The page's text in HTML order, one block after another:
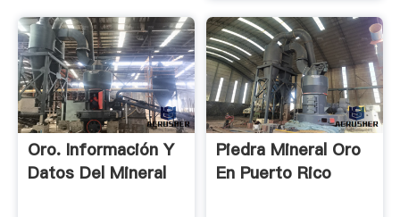
Oro. Información Y
Datos Del Mineral
Piedra Mineral Oro
En Puerto Rico